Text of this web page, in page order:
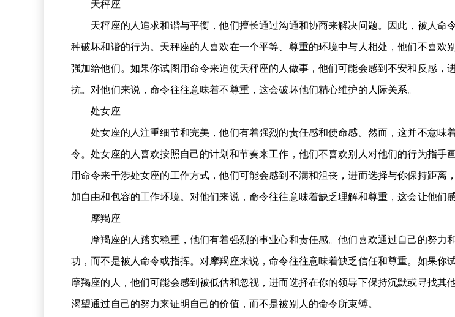
天秤座
天秤座的人追求和谐与平衡，他们擅长通过沟通和协商来解决问题。因此，被人命
种破坏和谐的行为。天秤座的人喜欢在一个平等、尊重的环境中与人相处，他们不喜欢
强加给他们。如果你试图用命令来迫使天秤座的人做事，他们可能会感到不安和反感，
抗。对他们来说，命令往往意味着不尊重，这会破坏他们精心维护的人际关系。
处女座
处女座的人注重细节和完美，他们有着强烈的责任感和使命感。然而，这并不意味
令。处女座的人喜欢按照自己的计划和节奏来工作，他们不喜欢别人对他们的行为指手
用命令来干涉处女座的工作方式，他们可能会感到不满和沮丧，进而选择与你保持距离
加自由和包容的工作环境。对他们来说，命令往往意味着缺乏理解和尊重，这会让他们感
摩羯座
摩羯座的人踏实稳重，他们有着强烈的事业心和责任感。他们喜欢通过自己的努力
功，而不是被人命令或指挥。对摩羯座来说，命令往往意味着缺乏信任和尊重。如果你
摩羯座的人，他们可能会感到被低估和忽视，进而选择在你的领导下保持沉默或寻找其
渴望通过自己的努力来证明自己的价值，而不是被别人的命令所束缚。